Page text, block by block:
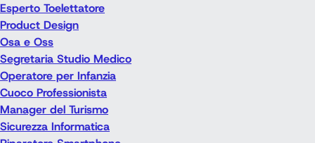
Esperto Toelettatore
Product Design
Osa e Oss
Segretaria Studio Medico
Operatore per Infanzia
Cuoco Professionista
Manager del Turismo
Sicurezza Informatica